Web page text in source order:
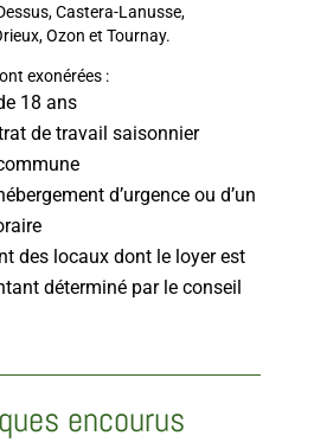
Castera-Lanusse,
Ozon et Tournay.
exonérées :
18 ans
de travail saisonnier
d’urgence ou d’un
des locaux dont le loyer est
déterminé par le conseil
encourus